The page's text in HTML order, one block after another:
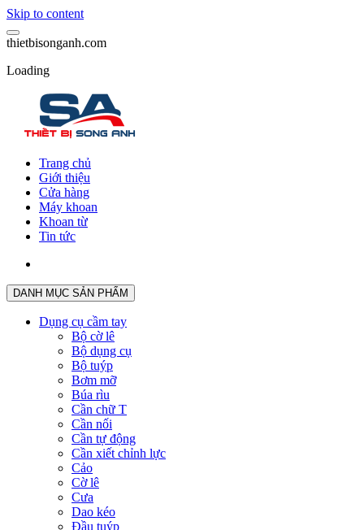
Skip to content
thietbisonganh.com
Loading
Trang chủ
Giới thiệu
Cửa hàng
Máy khoan
Khoan từ
Tin tức
DANH MỤC SẢN PHẨM
Dụng cụ cầm tay
Bộ cờ lê
Bộ dụng cụ
Bộ tuýp
Bơm mỡ
Búa rìu
Cần chữ T
Cần nối
Cần tự động
Cần xiết chỉnh lực
Cảo
Cờ lê
Cưa
Dao kéo
Đầu tuýp